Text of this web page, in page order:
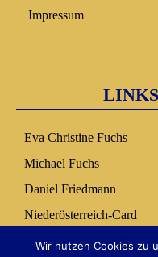
Impressum
Eva Christine Fuchs
Michael Fuchs
Daniel Friedmann
Niederösterreich-Card
Nuseum Copilot
Wir nutzen Cookies zu